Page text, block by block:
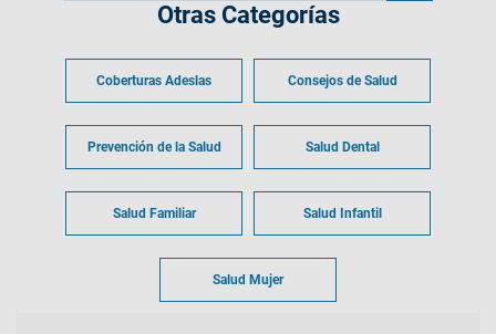
Otras Categorías
Coberturas Adeslas Consejos de Salud
Prevención de la Salud Salud Dental
Salud Familiar Salud Infantil
Salud Mujer